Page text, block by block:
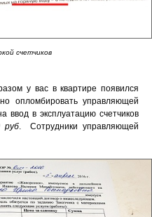
счетчиков
у вас в квартире появился
опломбировать управляющей
ввод в эксплуатацию счетчиков
руб. Сотрудники управляющей